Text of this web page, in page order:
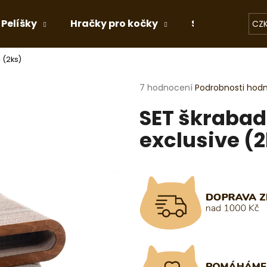
Pelíšky Hračky pro kočky Stelivo
(2ks)
Průměrné
produktu
je
z
7 hodnocení Podrobnosti
SET
exclusive
Co potřebujete najít?
HLEDAT